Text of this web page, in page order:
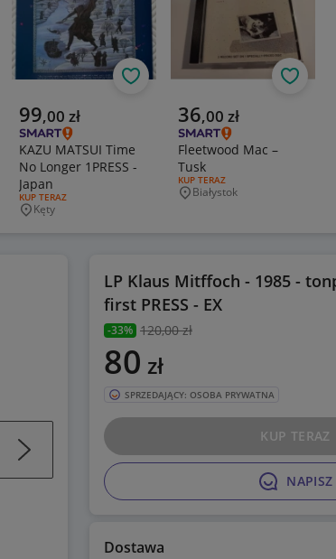
Aktualna cena
99,00 zł
KAZU MATSUI Time
No Longer 1PRESS -
Japan
RODZAJ OFERTY:
KUP TERAZ
Miejscowość
Kęty
Obserwuj
Aktualna cena
36,00 zł
Fleetwood Mac –
Tusk
RODZAJ OFERTY:
KUP TERAZ
Miejscowość
Białystok
LP Klaus Mitffoch - 1985 -
first PRESS - EX
-33% 120,00 zł
80 zł
SPRZEDAJĄCY: OSOBA PRYWATNA
NAPISZ
KUP TERAZ
Dostawa